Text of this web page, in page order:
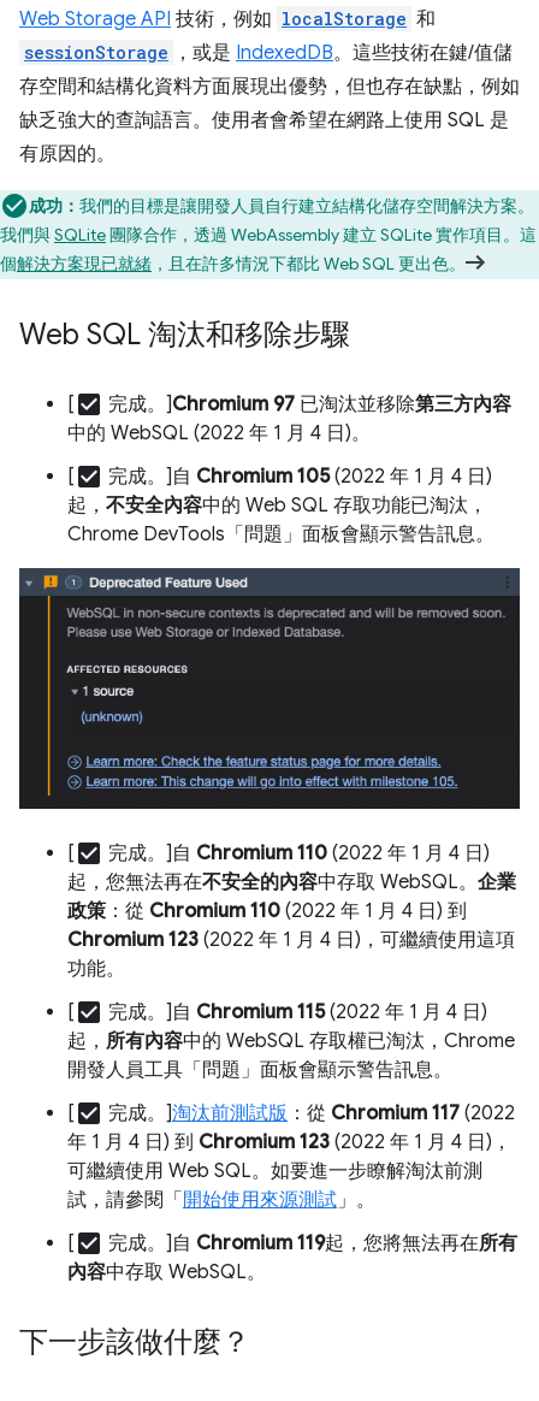
Web Storage API 技術，例如 localStorage 和
sessionStorage ，或是 IndexedDB。這些技術在鍵/值儲
存空間和結構化資料方面展現出優勢，但也存在缺點，例如
缺乏強大的查詢語言。使用者會希望在網路上使用 SQL 是
有原因的。
成功： 我們的目標是讓開發人員自行建立結構化儲存空間解決方案。
我們與SQLite團隊合作，透過 WebAssembly 建立 SQLite 實作項目。這
個解決方案現已就緒 ，且在許多情況下都比 Web SQL 更出色。
Web SQL 淘汰和移除步驟
[ check_box 完成。]Chromium 97 已淘汰並移除第三方內容
中的 WebSQL (2022 年 1 月 4 日)。
[ check_box 完成。]自 Chromium 105(2022 年 1 月 4 日)
起， 不安全內容中的 Web SQL 存取功能已淘汰，
Chrome DevTools「問題」面板會顯示警告訊息。
[ check_box 完成。]自 Chromium 110 (2022 年 1 月 4 日)
起，您無法再在不安全的內容中存取 WebSQL。 企業
政策 ：從 Chromium 110 (2022 年 1 月 4 日) 到
Chromium 123 (2022 年 1 月 4 日)，可繼續使用這項
功能。
[ check_box 完成。]自 Chromium 115(2022 年 1 月 4 日)
起， 所有內容中的 WebSQL 存取權已淘汰，Chrome
開發人員工具「問題」面板會顯示警告訊息。
[ check_box 完成。]淘汰前測試版 ：從 Chromium 117 (2022
年 1 月 4 日) 到 Chromium 123 (2022 年 1 月 4 日)，
可繼續使用 Web SQL。如要進一步瞭解淘汰前測
試，請參閱「 開始使用來源測試」。
[ check_box 完成。]自 Chromium 119起，您將無法再在所有
內容中存取 WebSQL。
下一步該做什麼？